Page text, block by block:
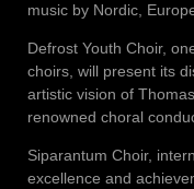
music by Nordic,
Defrost Youth Choir,
choirs, will present its
artistic vision of
renowned choral
Siparantum Choir,
excellence and